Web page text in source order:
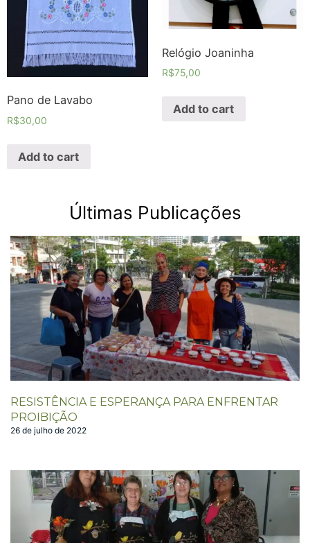
Pano de Lavabo
R$30,00
Add to cart
Relógio Joaninha
R$75,00
Add to cart
Últimas Publicações
RESISTÊNCIA E ESPERANÇA PARA ENFRENTAR
PROIBIÇÃO
26 de julho de 2022